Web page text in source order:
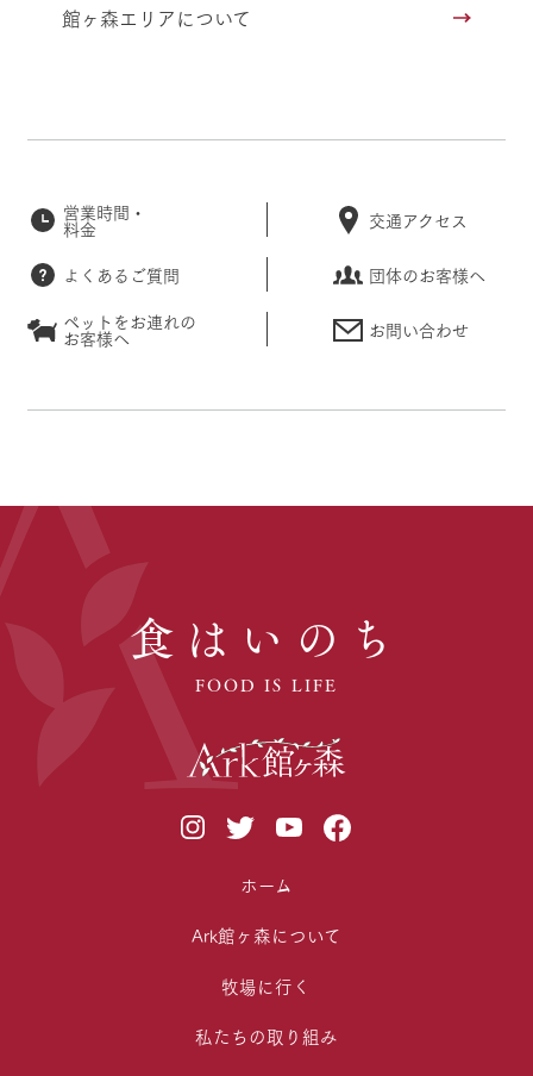
館ヶ森エリアについて
営業時間・
料金 交通アクセス
よくあるご質問
団体のお客様へ
ペットをお連れの
お客様へ お問い合わせ
食はいのち
FOOD IS LIFE
ホーム
Ark館ヶ森について
牧場に行く
私たちの取り組み